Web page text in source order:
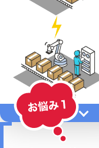
お悩み